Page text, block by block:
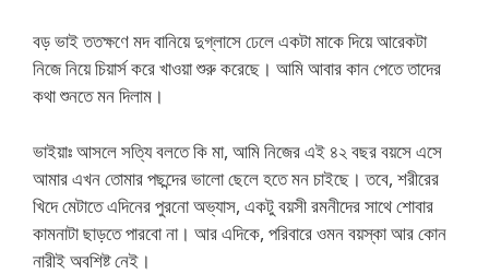
বড় ভাই ততক্ষণে মদ বানিয়ে দুগ্লাসে ঢেলে একটা মাকে দিয়ে আরেকটা
নিজে নিয়ে চিয়ার্স করে খাওয়া শুরু করেছে। আমি আবার কান পেতে তাদের
কথা শুনতে মন দিলাম।
ভাইয়াঃ আসলে সত্যি বলতে কি মা, আমি নিজের এই ৪২ বছর বয়সে এসে
আমার এখন তোমার পছন্দের ভালো ছেলে হতে মন চাইছে। তবে, শরীরের
খিদে মেটাতে এদিনের পুরনো অভ্যাস, একটু বয়সী রমনীদের সাথে শোবার
কামনাটা ছাড়তে পারবো না। আর এদিকে, পরিবারে ওমন বয়স্কা আর কোন
নারীই অবশিষ্ট নেই।